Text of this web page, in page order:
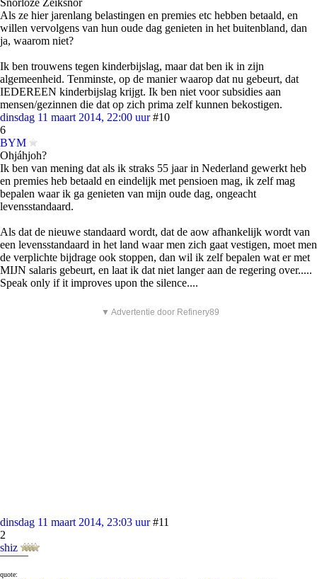
Snorloze Zeiksnor
Als ze hier jarenlang belastingen en premies etc hebben betaald, en
willen vervolgens van hun oude dag genieten in het buitenbland, dan
ja, waarom niet?
Ik ben trouwens tegen kinderbijslag, maar dat ben ik in zijn
algemeenheid. Tenminste, op de manier waarop dat nu gebeurt, dat
IEDEREEN kinderbijslag krijgt. Ik ben niet voor subsidies aan
mensen/gezinnen die dat op zich prima zelf kunnen bekostigen.
dinsdag 11 maart 2014, 22:00 uur #10
6
BYM
Ohjáhjoh?
Ik ben van mening dat als ik straks 55 jaar in Nederland gewerkt heb
en premies heb betaald en eindelijk met pensioen mag, ik zelf mag
bepalen waar ik ga genieten van mijn oude dag, ongeacht
levensstandaard.
Als dat de nieuwe standaard wordt, dat de aow afhankelijk wordt van
een levensstandaard in het land waar men zich gaat vestigen, moet men
de verplichte bijdrage ook stoppen, dan wil ik zelf bepalen wat er met
MIJN salaris gebeurt, en laat ik dat niet langer aan de regering over.....
Speak only if it improves upon the silence....
▼ Advertentie door Refinery89
dinsdag 11 maart 2014, 23:03 uur #11
2
shiz
¯¯¯¯¯
quote: